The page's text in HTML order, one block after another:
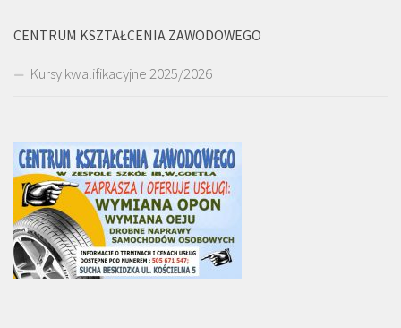
CENTRUM KSZTAŁCENIA ZAWODOWEGO
Kursy kwalifikacyjne 2025/2026